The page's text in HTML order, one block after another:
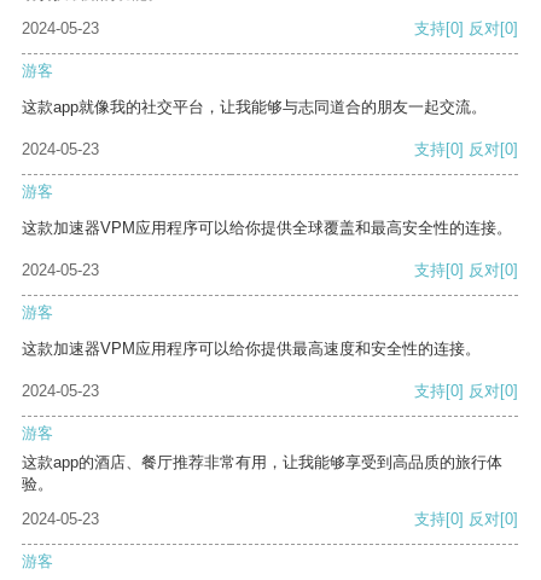
2024-05-23
支持[0] 反对[0]
游客
这款app就像我的社交平台，让我能够与志同道合的朋友一起交流。
2024-05-23 支持[0] 反对[0]
游客
这款加速器VPM应用程序可以给你提供全球覆盖和最高安全性的连接。
2024-05-23 支持[0] 反对[0]
游客
这款加速器VPM应用程序可以给你提供最高速度和安全性的连接。
2024-05-23 支持[0] 反对[0]
游客
这款app的酒店、餐厅推荐非常有用，让我能够享受到高品质的旅行体
验。
2024-05-23
支持[0] 反对[0]
游客